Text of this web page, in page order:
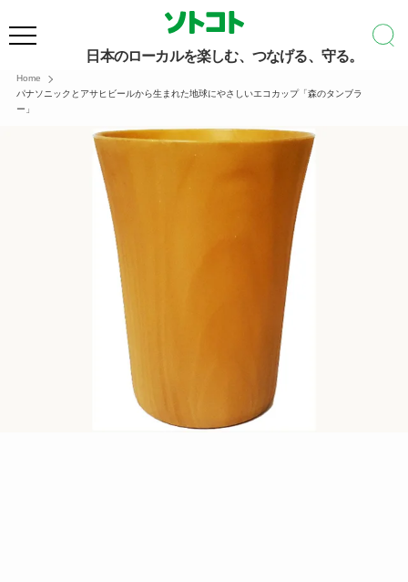
日本のローカルを楽しむ、つなげる、守る。
Home
パナソニックとアサヒビールから生まれた地球にやさしいエコカップ「森のタンブラ
ー」